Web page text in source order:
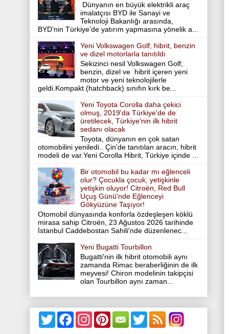
Dünyanın en büyük elektrikli araç
imalatçısı BYD ile Sanayi ve
Teknoloji Bakanlığı arasında,
BYD’nin Türkiye’de yatırım yapmasına yönelik a...
Yeni Volkswagen Golf; hibrit, benzin
ve dizel motorlarla tanıtıldı
Sekizinci nesil Volkswagen Golf;
benzin, dizel ve hibrit içeren yeni
motor ve yeni teknolojilerle
geldi.Kompakt (hatchback) sınıfın kırk be...
Yeni Toyota Corolla daha çekici
olmuş, 2019'da Türkiye'de de
üretilecek, Türkiye'nin ilk hibrit
sedanı olacak
Toyota, dünyanın en çok satan
otomobilini yeniledi.. Çin'de tanıtılan aracın, hibrit
modeli de var.Yeni Corolla Hibrit, Türkiye içinde ...
Bir otomobil bu kadar mı eğlenceli
olur? Çocukla çocuk, yetişkinle
yetişkin oluyor! Citroën, Red Bull
Uçuş Günü'nde Eğlenceyi
Gökyüzüne Taşıyor!
Otomobil dünyasında konforla özdeşleşen köklü
mirasa sahip Citroën, 23 Ağustos 2026 tarihinde
İstanbul Caddebostan Sahili'nde düzenlenec...
Yeni Bugatti Tourbillon
Bugatti'nin ilk hibrit otomobili aynı
zamanda Rimac beraberliğinin de ilk
meyvesi! Chiron modelinin takipçisi
olan Tourbillon aynı zaman...
T
w
F
P
T